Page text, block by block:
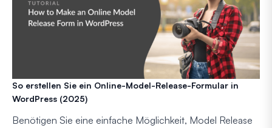
So erstellen Sie ein Online-Model-Release-Formular in
WordPress (2025)
Benötigen Sie eine einfache Möglichkeit, Model Release